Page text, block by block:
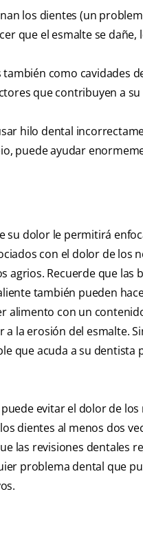
los dientes (un
que el esmalte se dañe,
también como cavidades
que contribuyen a
hilo dental
puede ayudar
su dolor le permitirá
con el dolor de los
agrios. Recuerde que
también pueden
alimento con un
la erosión del esmalte.
que acuda a su dentista
evitar el dolor de
dientes al menos dos
las revisiones dentales
problema dental que